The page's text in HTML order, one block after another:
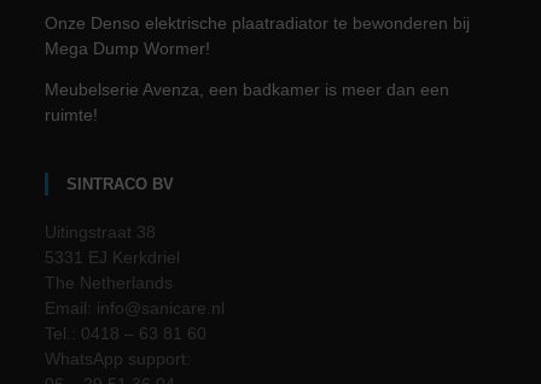
Onze Denso elektrische plaatradiator te bewonderen bij
Mega Dump Wormer!
Meubelserie Avenza, een badkamer is meer dan een
ruimte!
SINTRACO BV
Uitingstraat 38
5331 EJ Kerkdriel
The Netherlands
Email: info@sanicare.nl
Tel.: 0418 – 63 81 60
WhatsApp support: